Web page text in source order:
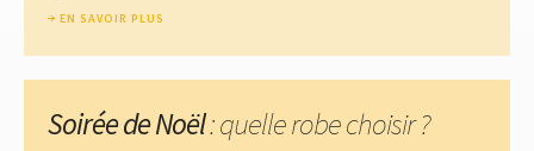
EN SAVOIR PLUS
Soirée de Noël: quelle robe choisir ?